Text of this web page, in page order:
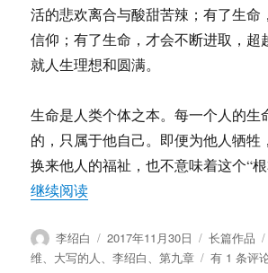
活的悲欢离合与酸甜苦辣；有了生命
信仰；有了生命，才会不断进取，超
就人生理想和圆满。
生命是人类个体之本。每一个人的生
的，只属于他自己。即便为他人牺牲
换来他人的福祉，也不意味着这个“根
继续阅读“《大写的人》第九章：人
作
者
李绍白
发
布
2017年11月30日
分
类
长篇作品
维、 大写的人、李绍白、第九章
《大
有 1 条评